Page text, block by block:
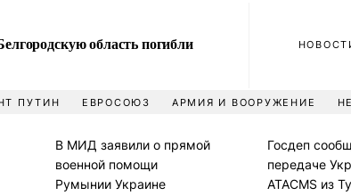
область погибли
ПУТИН ЕВРОСОЮЗ АРМИЯ И ВООРУЖЕНИЕ
В МИД заявили о прямой
военной помощи
Румынии Украине
Госдеп
передаче
ATACMS из